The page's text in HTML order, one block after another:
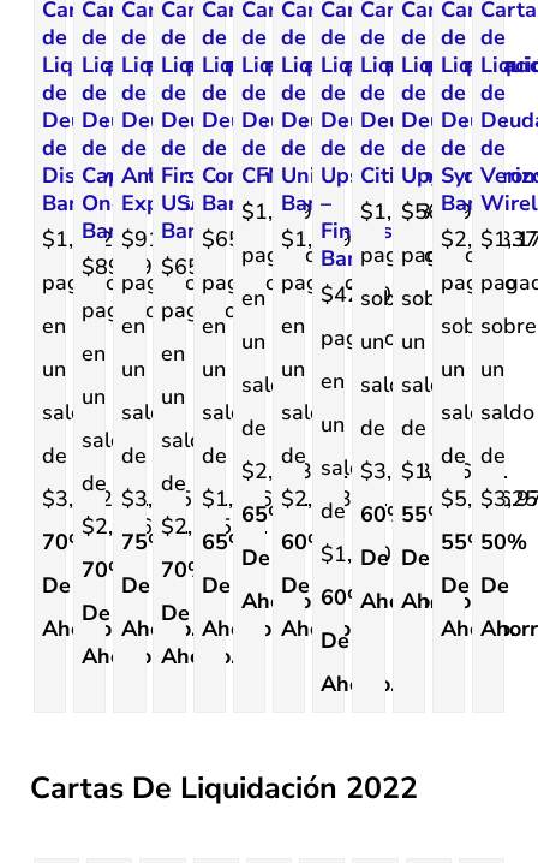
Carta
de
Liquidación
de
Deuda
de
Discover
Bank
$1,152.75
pagados
en
un
saldo
de
$3,842.49.
70%
De
Ahorro.
Carta
de
Liquidación
de
Deuda
de
Capital
One
Bank
$892.90
pagados
en
un
saldo
de
$2,976.33.
70%
De
Ahorro.
Carta
de
Liquidación
de
Deuda
de
American
Express
$912
pagados
en
un
saldo
de
$3,645.10.
75%
De
Ahorro.
Carta
de
Liquidación
de
Deuda
de
First
USA
Bank
$650
pagados
en
un
saldo
de
$2,245.45.
70%
De
Ahorro.
Carta
de
Liquidación
de
Deuda
de
Comenity
Bank
$653
pagados
en
un
saldo
de
$1,866.33.
65%
De
Ahorro.
Carta
de
Liquidación
de
Deuda
de
CFNA
$1,149.45
pagados
en
un
saldo
de
$2,873.60.
65%
De
Ahorro.
Carta
de
Liquidación
de
Deuda
de
Union
Bank
$1,149.45
pagados
en
un
saldo
de
$2,873.60.
60%
De
Ahorro.
Carta
de
Liquidación
de
Deuda
de
Upstart
–
FinWise
Bank
$428.03
pagados
en
un
saldo
de
$1,070.04.
60%
De
Ahorro.
Carta
de
Liquidación
de
Deuda
de
Citibank
$1,573.40
pagado
sobre
un
saldo
de
$3,933.50.
60%
De
Ahorro.
Carta
de
Liquidación
de
Deuda
de
Upgrade
$560.92
pagado
sobre
un
saldo
de
$1,246.48.
55%
De
Ahorro.
Carta
de
de
Deuda
de
Bank
pagado
sobre
un
saldo
de
55%
De
Ahorro.
Carta
de
de
de
sobre
un
saldo
de
50%
De
Cartas De Liquidación 2022